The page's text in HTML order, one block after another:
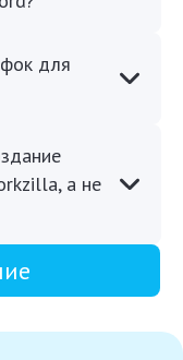
для
а не